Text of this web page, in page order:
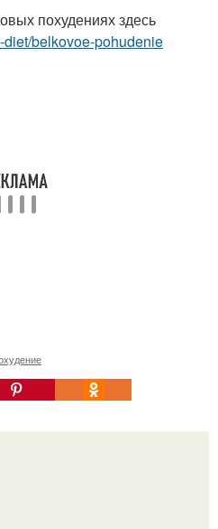
похудениях здесь
diet/belkovoe-pohudenie